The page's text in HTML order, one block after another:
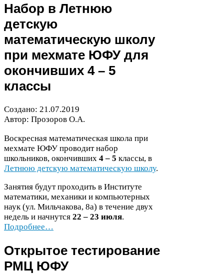
Набор в Летнюю
детскую
математическую школу
при мехмате ЮФУдля
окончивших 4– 5
классы
Создано: 21.07.2019
Автор: Прозоров О.А.
Воскресная математическая школа при
мехмате ЮФУ проводит набор
школьников, окончивших 4– 5 классы, в
Летнюю детскую математическую школу.
Занятия будут проходить в Институте
математики, механики и компьютерных
наук (ул. Мильчакова, 8а) в течение двух
недель и начнутся 22 – 23 июля.
Подробнее…
Открытое тестирование
РМЦ ЮФУ